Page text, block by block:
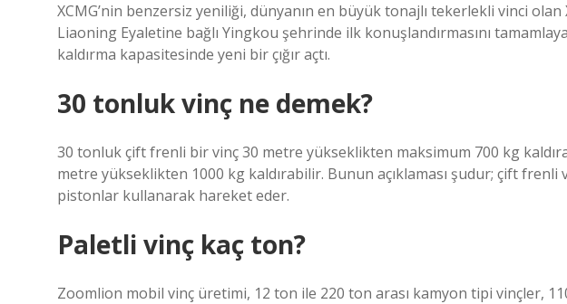
XCMG’nin benzersiz yeniliği, dünyanın en büyük tonajlı tekerlekli vinci olan
Liaoning Eyaletine bağlı Yingkou şehrinde ilk konuşlandırmasını
kaldırma kapasitesinde yeni bir çığır açtı.
30 tonluk vinç ne demek?
30 tonluk çift frenli bir vinç 30 metre yükseklikten maksimum 700 kg
metre yükseklikten 1000 kg kaldırabilir. Bunun açıklaması şudur; çift frenli
pistonlar kullanarak hareket eder.
Paletli vinç kaç ton?
Zoomlion mobil vinç üretimi, 12 ton ile 220 ton arası kamyon tipi vinçler,